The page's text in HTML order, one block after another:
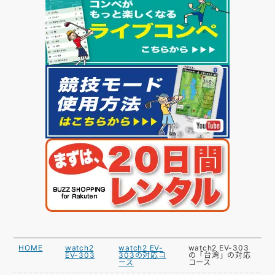
HOME
watch2
EV-303
watch2 EV-
303の対応コ
ース
watch2 EV-303
の「台湾」の対応
コース